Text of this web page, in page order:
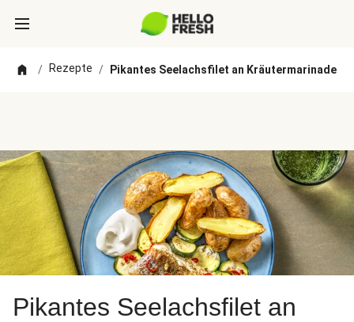
/ Rezepte / Pikantes Seelachsfilet an Kräutermarinade
Pikantes Seelachsfilet an